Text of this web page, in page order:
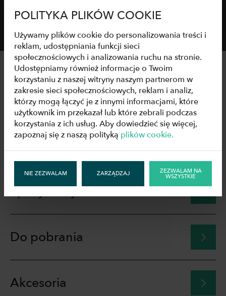
DANE TECHNICZNE
Rysunki
Specyfikacje techniczne
Do pobrania
Akcesoria
POLITYKA PLIKÓW COOKIE
Używamy plików cookie do personalizowania treści i
reklam, udostępniania funkcji sieci
społecznościowych i analizowania ruchu na stronie.
Udostępniamy również informacje o Twoim
korzystaniu z naszej witryny naszym partnerom w
zakresie sieci społecznościowych, reklam i analiz,
którzy mogą łączyć je z innymi informacjami, które
użytkownik im przekazał lub które zebrali podczas
korzystania z ich usług. Aby dowiedzieć się więcej,
zapoznaj się z naszą polityką plików cookie.
NIE ZEZWALAM ZARZĄDZAJ ZEZWALAM NA
WSZYSTKIE